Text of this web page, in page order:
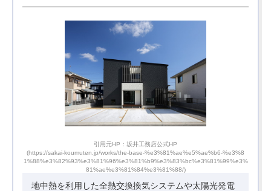
引用元HP：坂井工務店公式HP
(https://sakai-koumuten.jp/works/the-base-%e3%81%ae%e5%ae%b6-%e3%8
1%88%e3%82%93%e3%81%96%e3%81%b9%e3%83%bc%e3%81%99%e3%
81%ae%e3%81%84%e3%81%88/)
地中熱を利用した全熱交換換気システムや太陽光発電